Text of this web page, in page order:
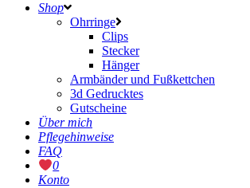
Shop
Ohrringe
Clips
Stecker
Hänger
Armbänder und Fußkettchen
3d Gedrucktes
Gutscheine
Über mich
Pflegehinweise
FAQ
0
Konto